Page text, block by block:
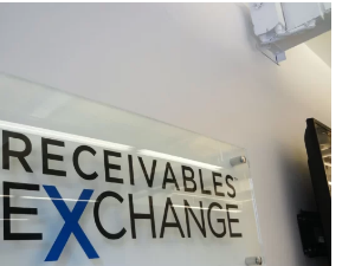
لوحات
ارشادية
فى
جدة
–
اتجاه
الفخامة